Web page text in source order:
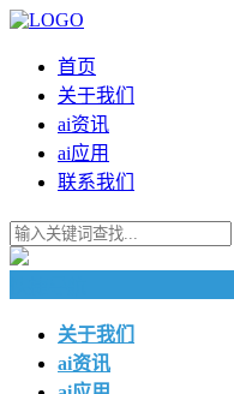
首页
关于我们
ai资讯
ai应用
联系我们
关于我们
ai资讯